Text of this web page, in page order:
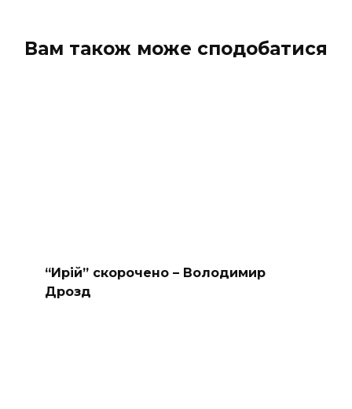
Вам також може сподобатися
“Ирій” скорочено – Володимир
Дрозд